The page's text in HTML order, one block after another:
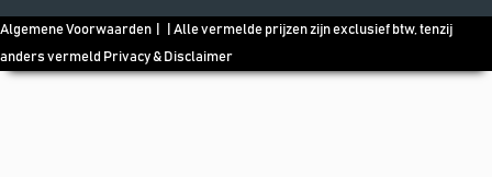
Algemene Voorwaarden | | Alle vermelde prijzen zijn exclusief btw, tenzij
anders vermeld Privacy & Disclaimer